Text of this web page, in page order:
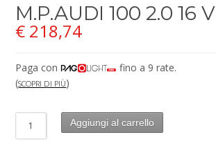
M.P.AUDI 100 2.0 16 V
€ 218,74
Paga con
fino a 9 rate.
(SCOPRI DI PIÙ)
Aggiungi al carrello